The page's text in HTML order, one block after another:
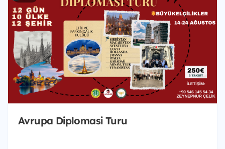
Avrupa Diplomasi Turu